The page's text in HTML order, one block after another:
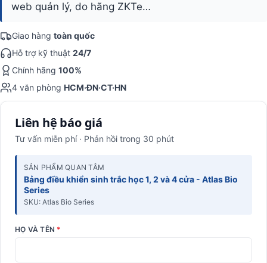
web quản lý, do hãng ZKTe…
Giao hàng toàn quốc
Hỗ trợ kỹ thuật 24/7
Chính hãng 100%
4 văn phòng HCM·ĐN·CT·HN
Liên hệ báo giá
Tư vấn miễn phí · Phản hồi trong 30 phút
SẢN PHẨM QUAN TÂM
Bảng điều khiển sinh trắc học 1, 2 và 4 cửa - Atlas Bio
Series
SKU: Atlas Bio Series
HỌ VÀ TÊN *